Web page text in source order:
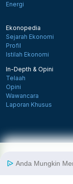
Energi
Ekonopedia
Sejarah Ekonomi
Profil
Istilah Ekonomi
In-Depth & Opini
Telaah
Opini
Wawancara
Laporan Khusus